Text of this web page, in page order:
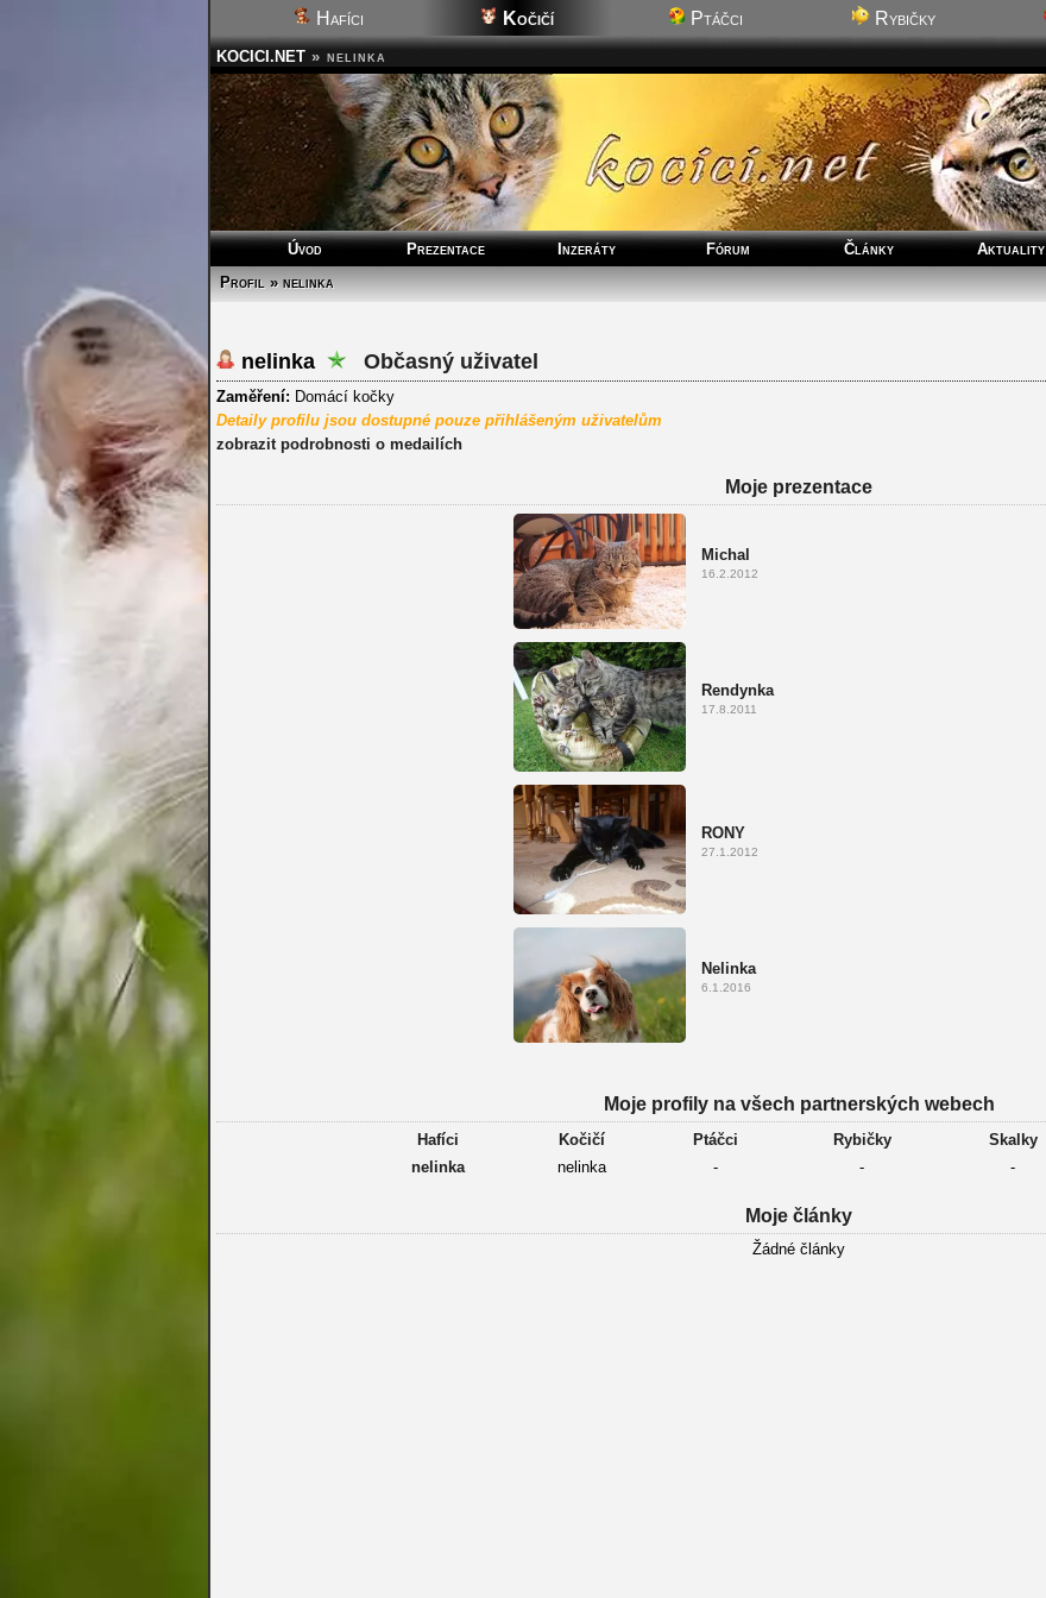
Hafíci Kočičí Ptáčci Rybičky
KOCICI.NET » nelinka
Úvod Prezentace Inzeráty Fórum Články Aktuality
Profil » nelinka
nelinka Občasný uživatel
Zaměření: Domácí kočky
Detaily profilu jsou dostupné pouze přihlášeným uživatelům
zobrazit podrobnosti o medailích
Moje prezentace
Michal
16.2.2012
Rendynka
17.8.2011
RONY
27.1.2012
Nelinka
6.1.2016
Moje profily na všech partnerských webech
Hafíci Kočičí Ptáčci Rybičky Skalky
nelinka
nelinka - - -
Moje články
Žádné články